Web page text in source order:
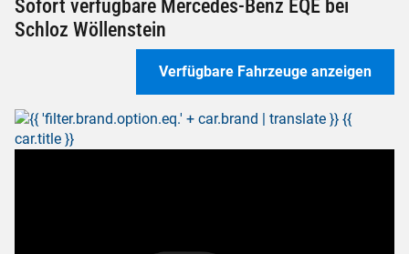
Sofort verfügbare Mercedes-Benz EQE bei
Schloz Wöllenstein
Verfügbare Fahrzeuge anzeigen